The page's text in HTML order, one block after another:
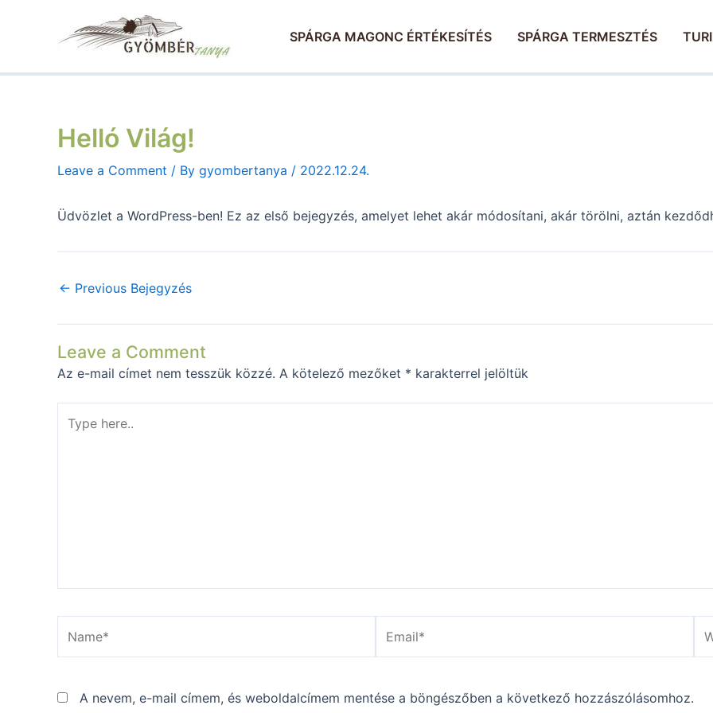
SPÁRGA MAGONC ÉRTÉKESÍTÉS SPÁRGA TERMESZTÉS
Helló Világ!
Leave a Comment / By gyombertanya / 2022.12.24.
Üdvözlet a WordPress-ben! Ez az első bejegyzés, amelyet lehet akár módosítani, akár törölni, aztán
← Previous Bejegyzés
Leave a Comment
Az e-mail címet nem tesszük közzé. A kötelező mezőket * karakterrel jelöltük
here..
A nevem, e-mail címem, és weboldalcímem mentése a böngészőben a következő hozzászólásomhoz.